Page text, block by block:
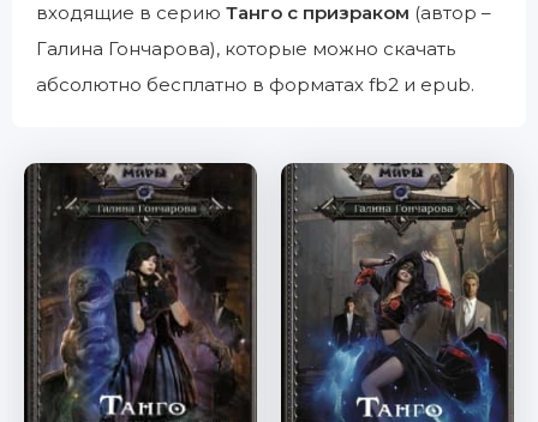
входящие в серию Танго с призраком (автор –
Галина Гончарова), которые можно скачать
абсолютно бесплатно в форматах fb2 и epub.